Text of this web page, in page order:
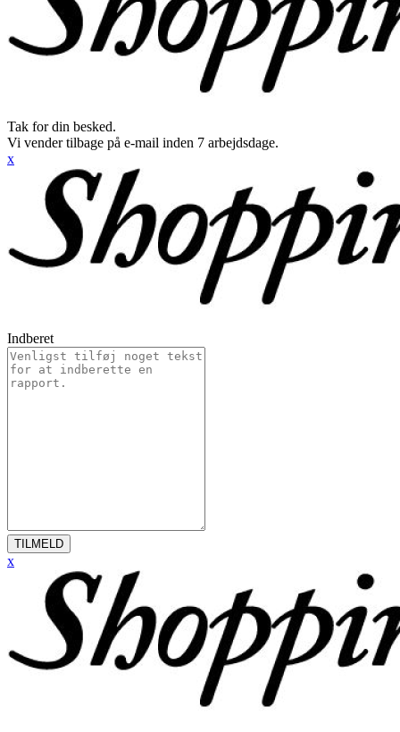
Tak for din besked.
Vi vender tilbage på e-mail inden 7 arbejdsdage.
x
Indberet
TILMELD
x